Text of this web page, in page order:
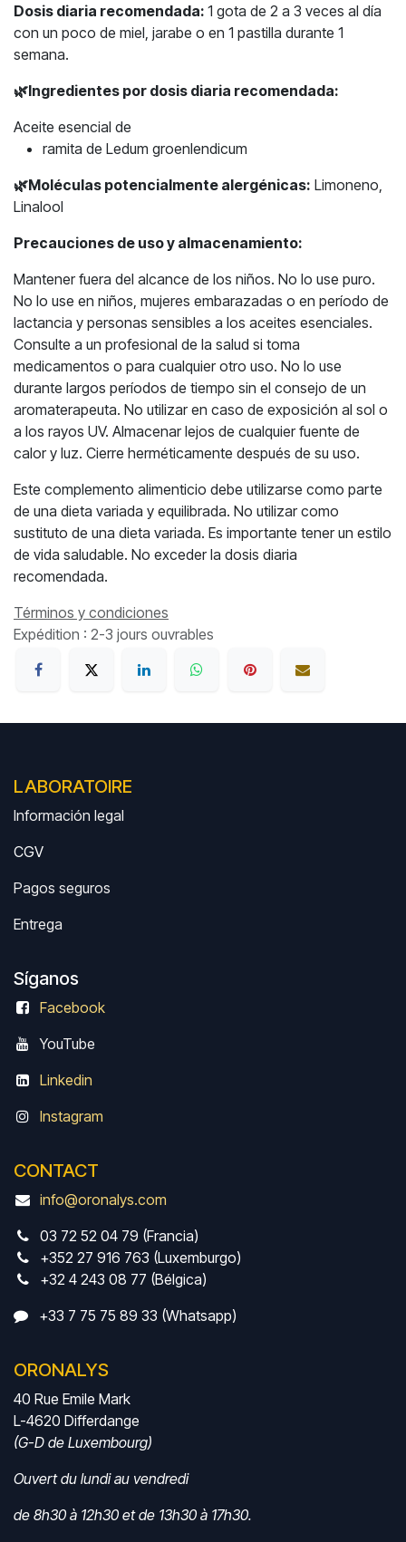
Dosis diaria recomendada: 1 gota de 2 a 3 veces al día
con un poco de miel, jarabe o en 1 pastilla durante 1
semana.
🌿Ingredientes por dosis diaria recomendada:
Aceite esencial de
ramita de Ledum groenlendicum
🌿Moléculas potencialmente alergénicas: Limoneno,
Linalool
Precauciones de uso y almacenamiento:
Mantener fuera del alcance de los niños. No lo use puro.
No lo use en niños, mujeres embarazadas o en período de
lactancia y personas sensibles a los aceites esenciales.
Consulte a un profesional de la salud si toma
medicamentos o para cualquier otro uso. No lo use
durante largos períodos de tiempo sin el consejo de un
aromaterapeuta. No utilizar en caso de exposición al sol o
a los rayos UV. Almacenar lejos de cualquier fuente de
calor y luz. Cierre herméticamente después de su uso.
Este complemento alimenticio debe utilizarse como parte
de una dieta variada y equilibrada. No utilizar como
sustituto de una dieta variada. Es importante tener un estilo
de vida saludable. No exceder la dosis diaria
recomendada.
Términos y condiciones
Expédition : 2-3 jours ouvrables
LABORATOIRE
Información legal
CGV
Pagos seguros
Entrega
Síganos
Facebook
YouTube
Linkedin
Instagram
CONTACT
info@oronalys.com
03 72 52 04 79 (Francia)
+352 27 916 763 (Luxemburgo)
+32 4 243 08 77 (Bélgica)
+33 7 75 75 89 33 (Whatsapp)
ORONALYS
40 Rue Emile Mark
L-4620 Differdange
(G-D de Luxembourg)
Ouvert du lundi au vendredi
de 8h30 à 12h30 et de 13h30 à 17h30.